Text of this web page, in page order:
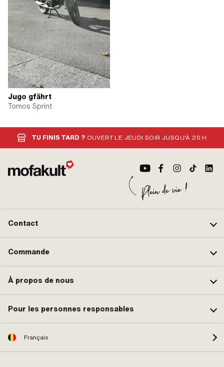
Jugo gfährt
Tomos Sprint
TU FINIS TARD ? OUVERT LE JEUDI SOIR JUSQU'À 20 H
Contact
Commande
À propos de nous
Pour les personnes responsables
Français